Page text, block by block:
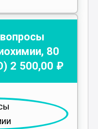
, 80
2 500,00 ₽